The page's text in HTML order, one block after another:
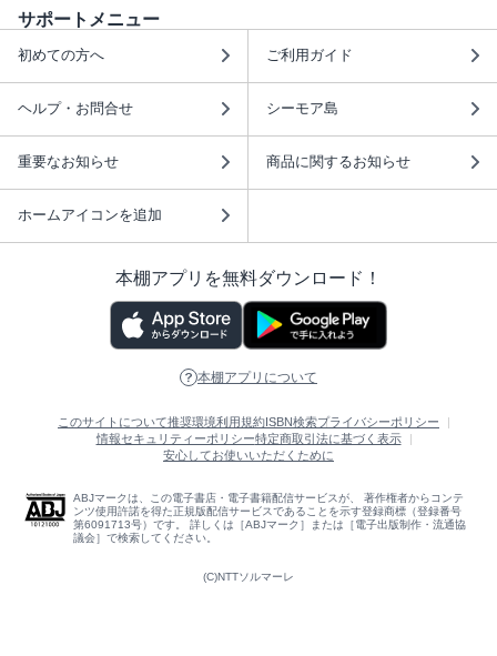
サポートメニュー
初めての方へ ご利用ガイド
ヘルプ・お問合せ シーモア島
重要なお知らせ 商品に関するお知らせ
ホームアイコンを追加
本棚アプリを無料ダウンロード！
本棚アプリについて
このサイトについて推奨環境利用規約 ISBN検索プライバシーポリシー
情報セキュリティーポリシー特定商取引法に基づく表示
安心してお使いいただくために
ABJマークは、この電子書店・電子書籍配信サービスが、 著作権者からコンテ
ンツ使用許諾を得た正規版配信サービスであることを示す登録商標（登録番号
第6091713号）です。 詳しくは［ABJマーク］または［電子出版制作・流通協
議会］で検索してください。
(C)NTTソルマーレ